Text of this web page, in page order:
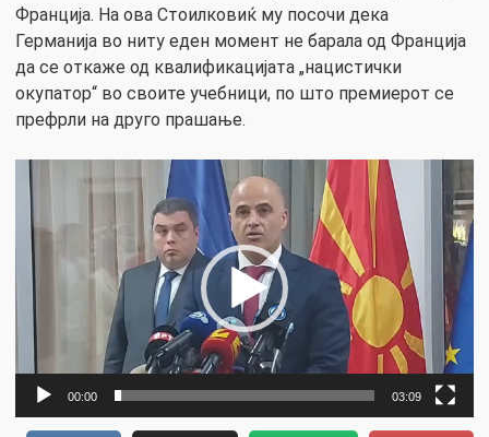
Франција. На ова Стоилковиќ му посочи дека
Германија во ниту еден момент не барала од Франција
да се откаже од квалификацијата „нацистички
окупатор“ во своите учебници, по што премиерот се
префрли на друго прашање.
Video
Player
00:00 03:09